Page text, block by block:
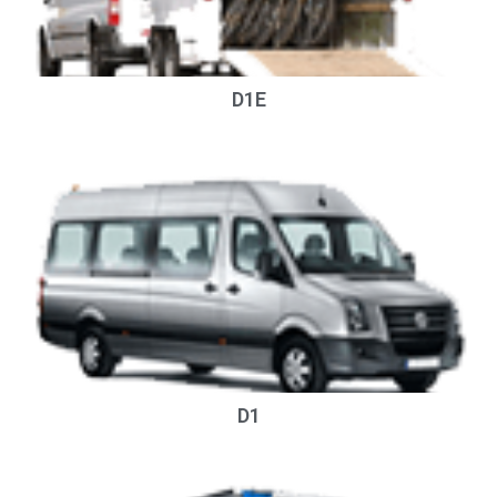
D1E
D1